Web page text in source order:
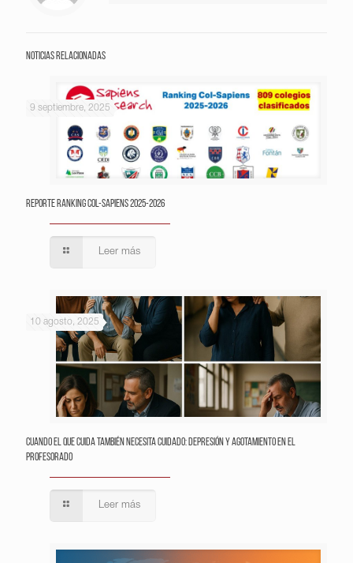
Noticias relacionadas
9 septiembre, 2025
Reporte Ranking Col-Sapiens 2025-2026
Leer más
10 agosto, 2025
Cuando el que cuida también necesita cuidado: depresión y agotamiento en el
profesorado
Leer más